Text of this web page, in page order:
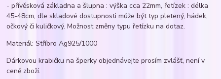
- přívěsková základna a šlupna : výška cca 22mm, řetízek : délka
45-48cm, dle skladové dostupnosti může být typ pletený, hádek,
očkový či kuličkový. Možnost změny typu řetízku na dotaz.
Materiál: Stříbro Ag925/1000
Dárkovou krabičku na šperky objednávejte prosím zvlášť, není v
ceně zboží.